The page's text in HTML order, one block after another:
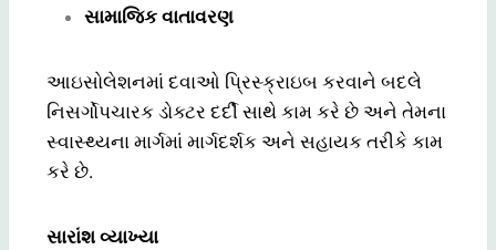
સામાજિક વાતાવરણ
આઇસોલેશનમાં દવાઓ પ્રિસ્ક્રાઇબ કરવાને બદલે
નિસર્ગોપચારક ડોક્ટર દર્દી સાથે કામ કરે છે અને તેમના
સ્વાસ્થ્યના માર્ગમાં માર્ગદર્શક અને સહાયક તરીકે કામ
કરે છે.
સારાંશ વ્યાખ્યા